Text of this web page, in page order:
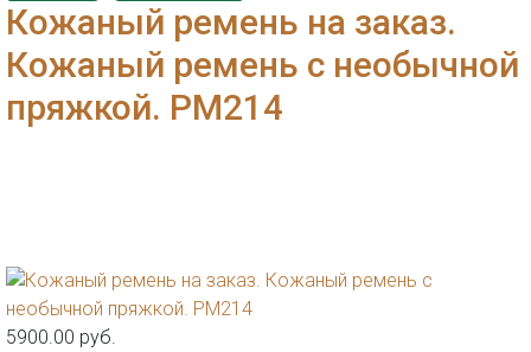
Кожаный ремень на заказ.
Кожаный ремень с необычной
пряжкой. РМ214
5900.00 руб.